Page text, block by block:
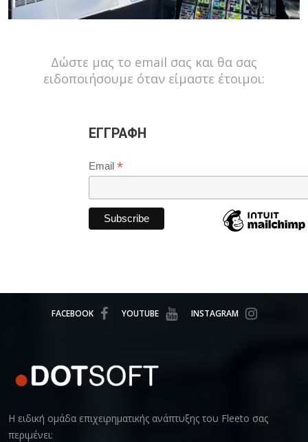
Δώστε μας το email σας και θα σας
ειδοποιήσουμε όταν είμαστε έτοιμοι:
ΕΓΓΡΑΦΗ
Email*
FACEBOOK YOUTUBE INSTAGRAM
Η ειδική ομάδα επιχειρηματικής ανάπτυξης του Fleeto σας
περιμένει: